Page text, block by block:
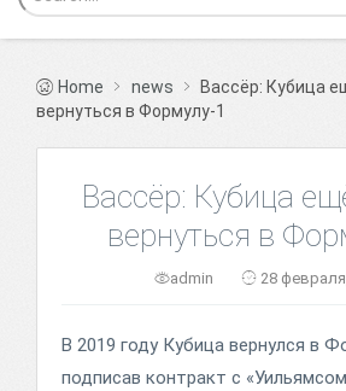
Home news
Вассёр: Кубица
вернуться в Формулу-1
Вассёр: Кубица
вернуться в
admin 28
В 2019 году Кубица вернулся в
подписав контракт с